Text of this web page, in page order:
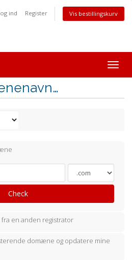
ind Register Vis bestillingskurv
Check
en anden registrator
domæne og opdatere mine